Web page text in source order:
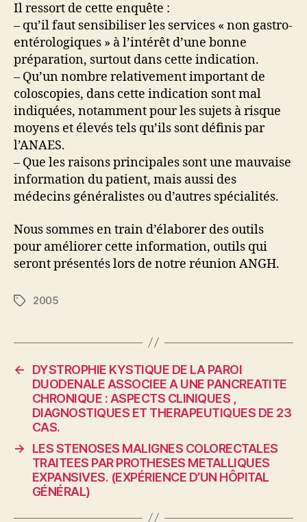
Il ressort de cette enquête :
– qu’il faut sensibiliser les services « non gastro-
entérologiques » à l’intérêt d’une bonne
préparation, surtout dans cette indication.
– Qu’un nombre relativement important de
coloscopies, dans cette indication sont mal
indiquées, notamment pour les sujets à risque
moyens et élevés tels qu’ils sont définis par
l’ANAES.
– Que les raisons principales sont une mauvaise
information du patient, mais aussi des
médecins généralistes ou d’autres spécialités.
Nous sommes en train d’élaborer des outils
pour améliorer cette information, outils qui
seront présentés lors de notre réunion ANGH.
Étiquettes
2005
←
DYSTROPHIE KYSTIQUE DE LA PAROI
DUODENALE ASSOCIEE A UNE PANCREATITE
CHRONIQUE : ASPECTS CLINIQUES ,
DIAGNOSTIQUES ET THERAPEUTIQUES DE 23
CAS.
→
LES STENOSES MALIGNES COLORECTALES
TRAITEES PAR PROTHESES METALLIQUES
EXPANSIVES. (EXPÉRIENCE D’UN HÔPITAL
GÉNÉRAL)